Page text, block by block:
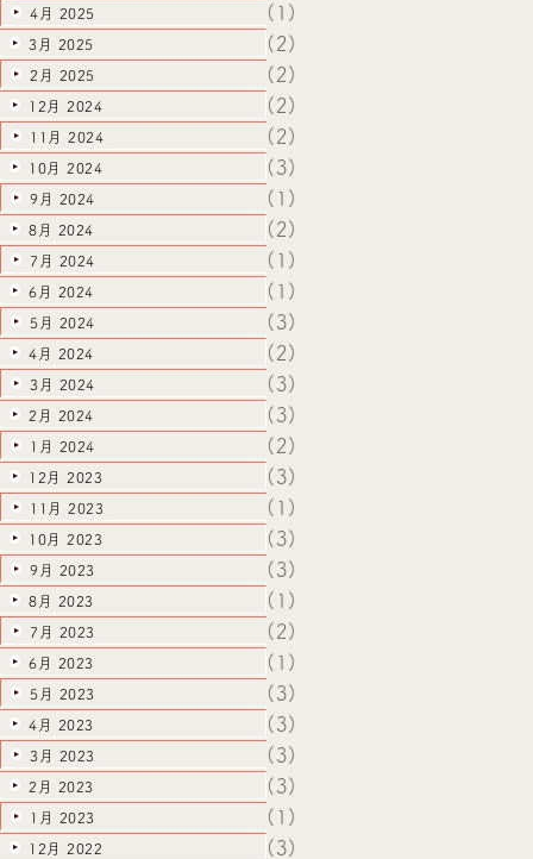
4月 2025 (1)
3月 2025 (2)
2月 2025 (2)
12月 2024 (2)
11月 2024 (2)
10月 2024 (3)
9月 2024 (1)
8月 2024 (2)
7月 2024 (1)
6月 2024 (1)
5月 2024 (3)
4月 2024 (2)
3月 2024 (3)
2月 2024 (3)
1月 2024 (2)
12月 2023 (3)
11月 2023 (1)
10月 2023 (3)
9月 2023 (3)
8月 2023 (1)
7月 2023 (2)
6月 2023 (1)
5月 2023 (3)
4月 2023 (3)
3月 2023 (3)
2月 2023 (3)
1月 2023 (1)
12月 2022 (3)